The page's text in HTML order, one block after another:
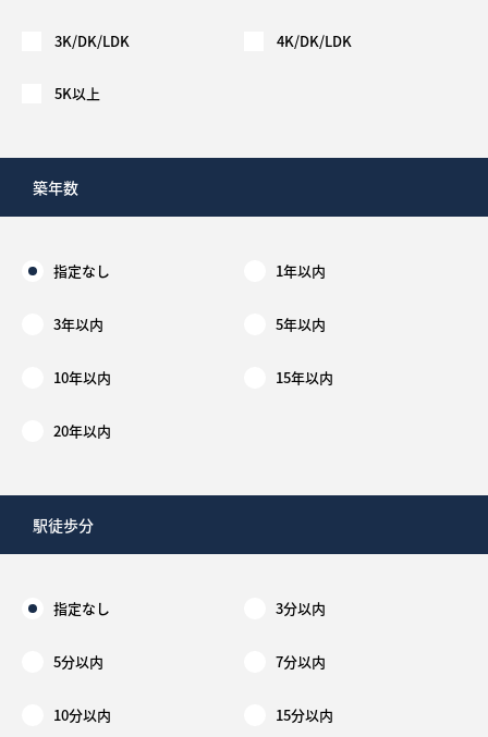
3K/DK/LDK 4K/DK/LDK
5K以上
築年数
指定なし 1年以内
3年以内 5年以内
10年以内 15年以内
20年以内
駅徒歩分
指定なし 3分以内
5分以内 7分以内
10分以内 15分以内